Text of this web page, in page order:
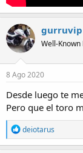
gurruvip
Well-
8 Ago 2020
Desde luego te
Pero que el toro
R
e
a
deiotarus